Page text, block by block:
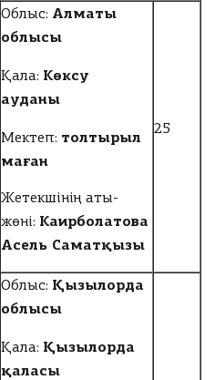
Облыс: Алматы
облысы
Қала: Көксу
ауданы
Мектеп: толтырыл
маған
Жетекшінің аты-
жөні: Каирболатова
Асель Саматқызы
25
Облыс: Қызылорда
облысы
Қала: Қызылорда
қаласы